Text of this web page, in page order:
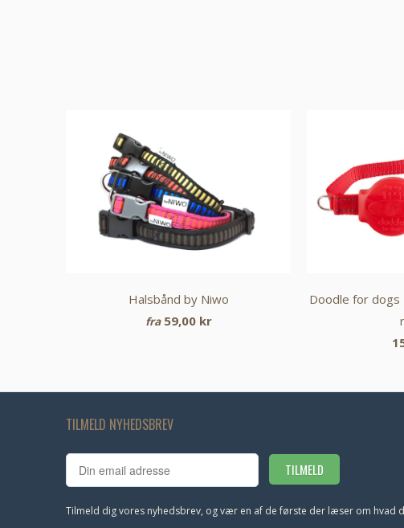
Halsbånd by Niwo
fra 59,00 kr
Doodle for dogs
TILMELD NYHEDSBREV
Tilmeld dig vores nyhedsbrev, og vær en af de første der læser om hvad